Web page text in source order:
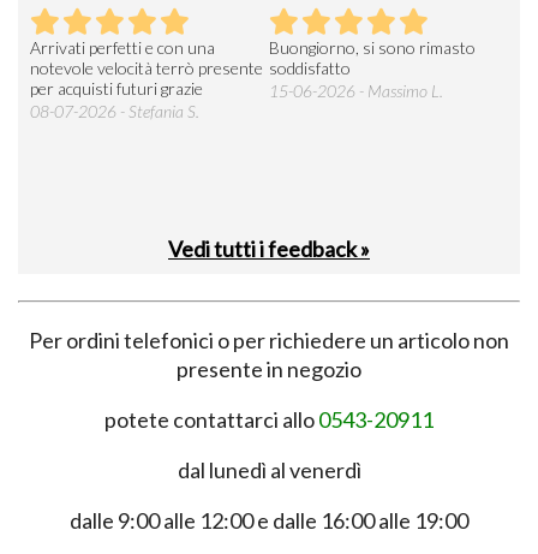
Arrivati perfetti e con una
notevole velocità terrò presente
per acquisti futuri grazie
08-07-2026 - Stefania S.
Buongiorno, si sono rimasto
soddisfatto
15-06-2026 - Massimo L.
Vedi tutti i feedback »
Per ordini telefonici o per richiedere un articolo non
presente in negozio
potete contattarci allo0543-20911
dal lunedì al venerdì
dalle 9:00 alle 12:00 e dalle 16:00 alle 19:00